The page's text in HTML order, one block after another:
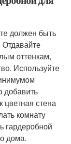
должен быть
оттенкам,
Используйте
добавить
цветная стена
комнату
гардеробной
дома.